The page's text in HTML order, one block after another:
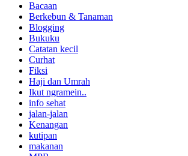
Bacaan
Berkebun & Tanaman
Blogging
Bukuku
Catatan kecil
Curhat
Fiksi
Haji dan Umrah
Ikut ngramein..
info sehat
jalan-jalan
Kenangan
kutipan
makanan